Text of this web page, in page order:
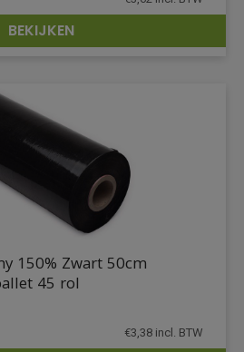
DETAILS
BEKIJKEN
150% Zwart 50cm
45 rol
€3,38 incl. BTW